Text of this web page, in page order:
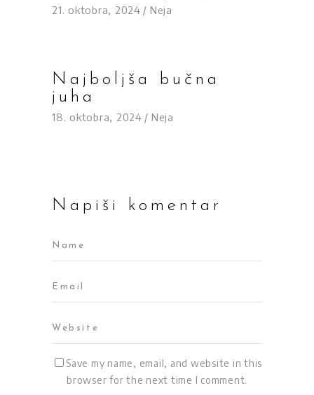
21. oktobra, 2024 Neja
Najboljša bučna
juha
18. oktobra, 2024 Neja
Napiši komentar
Save my name, email, and website in this
browser for the next time I comment.